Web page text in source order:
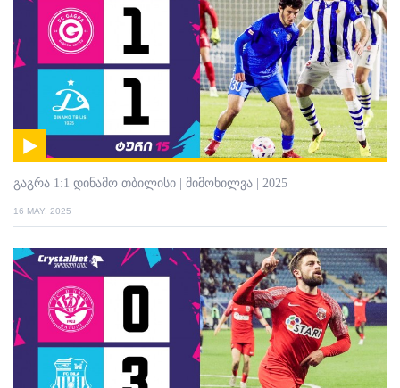
გაგრა 1:1 დინამო თბილისი | მიმოხილვა | 2025
16 MAY. 2025